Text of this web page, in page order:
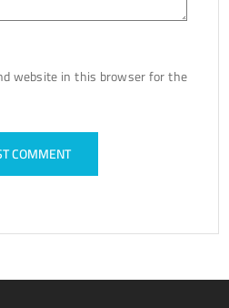
website in this browser for the